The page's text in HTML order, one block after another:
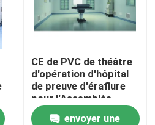
CE de PVC de théâtre
d'opération d'hôpital
de preuve d'éraflure
pour l'Assemblée
rapide d'hôpital
envoyer une